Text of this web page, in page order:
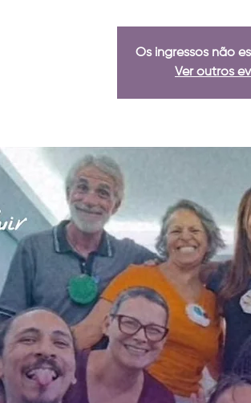
Os ingressos não
Ver outros